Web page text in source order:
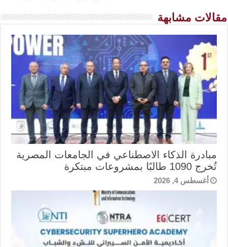
مقالات مشابهة
مبادرة الذكاء الاصطناعي في الجامعات المصرية
تُخرج 1090 طالبًا بمشروعات مبتكرة
أغسطس 4, 2026